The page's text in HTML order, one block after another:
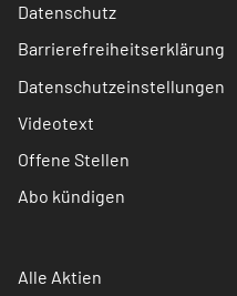
Datenschutz
Barrierefreiheitserklärung
Datenschutzeinstellungen
Videotext
Offene Stellen
Abo kündigen
Alle Aktien